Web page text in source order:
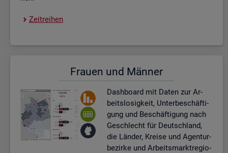
Zeit­rei­hen
Frau­en und Män­ner
Dash­board mit Daten zur Ar­
beits­lo­sig­keit, Un­ter­be­schäf­ti­
gung und Be­schäf­ti­gung nach
Ge­schlecht für Deutsch­land,
die Län­der, Krei­se und Agen­tur­
be­zir­ke und Ar­beits­markt­re­gio­